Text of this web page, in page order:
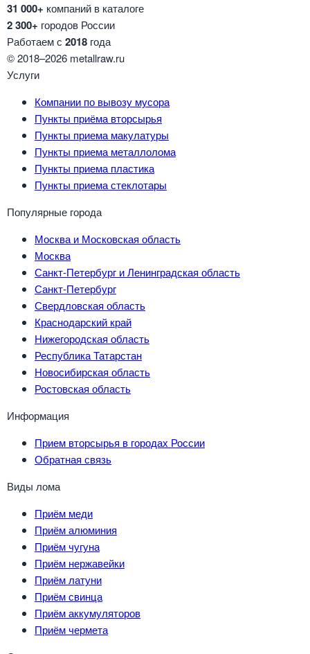
31 000+ компаний в каталоге
2 300+ городов России
Работаем с 2018 года
© 2018–2026 metallraw.ru
Услуги
Компании по вывозу мусора
Пункты приёма вторсырья
Пункты приема макулатуры
Пункты приема металлолома
Пункты приема пластика
Пункты приема стеклотары
Популярные города
Москва и Московская область
Москва
Санкт-Петербург и Ленинградская область
Санкт-Петербург
Свердловская область
Краснодарский край
Нижегородская область
Республика Татарстан
Новосибирская область
Ростовская область
Информация
Прием вторсырья в городах России
Обратная связь
Виды лома
Приём меди
Приём алюминия
Приём чугуна
Приём нержавейки
Приём латуни
Приём свинца
Приём аккумуляторов
Приём чермета